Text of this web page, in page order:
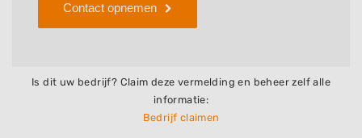
Contact opnemen
Is dit uw bedrijf? Claim deze vermelding en beheer zelf alle
informatie:
Bedrijf claimen